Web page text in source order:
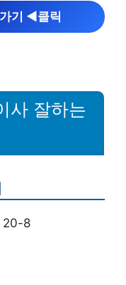
기 ◀︎클릭
사 잘하는
20-8